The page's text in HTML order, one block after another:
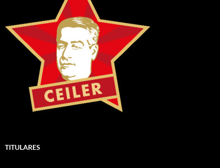
TITULARES